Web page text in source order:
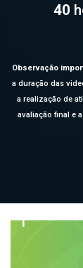
40
Observação
a duração das
a realização de
avaliação final e